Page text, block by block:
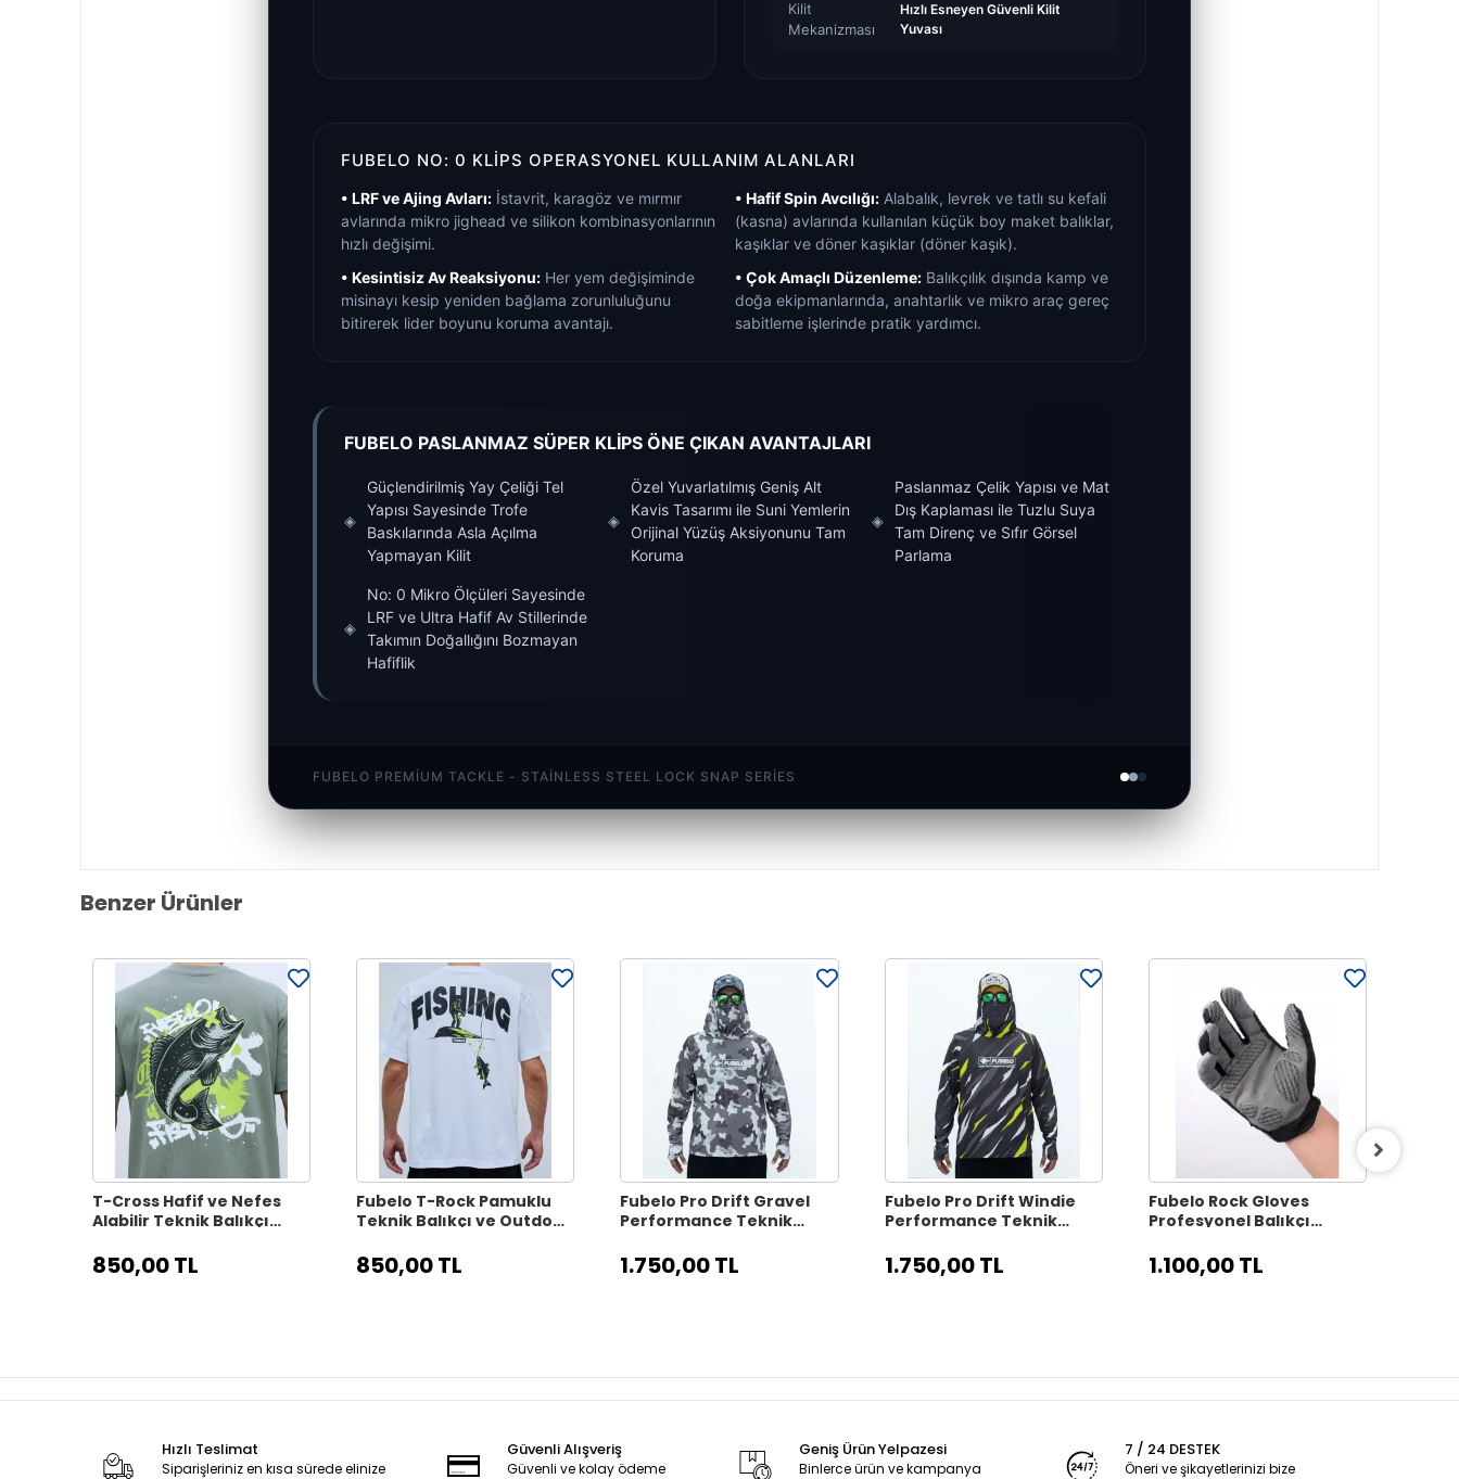
Kilit
Mekanizması
Hızlı Esneyen Güvenli Kilit
Yuvası
FUBELO NO: 0 KLIPS OPERASYONEL KULLANIM ALANLARI
• LRF ve Ajing Avları: İstavrit, karagöz ve mırmır
avlarında mikro jighead ve silikon kombinasyonlarının
hızlı değişimi.
• Hafif Spin Avcılığı: Alabalık, levrek ve tatlı su kefali
(kasna) avlarında kullanılan küçük boy maket balıklar,
kaşıklar ve döner kaşıklar (döner kaşık).
• Kesintisiz Av Reaksiyonu: Her yem değişiminde
misinayı kesip yeniden bağlama zorunluluğunu
bitirerek lider boyunu koruma avantajı.
• Çok Amaçlı Düzenleme: Balıkçılık dışında kamp ve
doğa ekipmanlarında, anahtarlık ve mikro araç gereç
sabitleme işlerinde pratik yardımcı.
FUBELO PASLANMAZ SÜPER KLİPS ÖNE ÇIKAN AVANTAJLARI
◈
Güçlendirilmiş Yay Çeliği Tel
Yapısı Sayesinde Trofe
Baskılarında Asla Açılma
Yapmayan Kilit
◈
Özel Yuvarlatılmış Geniş Alt
Kavis Tasarımı ile Suni Yemlerin
Orijinal Yüzüş Aksiyonunu Tam
Koruma
◈
Paslanmaz Çelik Yapısı ve Mat
Dış Kaplaması ile Tuzlu Suya
Tam Direnç ve Sıfır Görsel
Parlama
◈
No: 0 Mikro Ölçüleri Sayesinde
LRF ve Ultra Hafif Av Stillerinde
Takımın Doğallığını Bozmayan
Hafiflik
FUBELO PREMIUM TACKLE - STAINLESS STEEL LOCK SNAP SERIES
Benzer Ürünler
T-Cross Hafif ve Nefes
Alabilir Teknik Balıkçı
850,00 TL
Fubelo T-Rock Pamuklu
Teknik Balıkçı ve Outdoor
850,00 TL
Fubelo Pro Drift Gravel
Performance Teknik
Tişörtü - Gri (2XL Beden)
1.750,00 TL
Fubelo Pro Drift Windie
Performance Teknik
Tişörtü - Siyah (2XL
Beden)
1.750,00 TL
Fubelo Rock Gloves
Profesyonel Balıkçı
1.100,00 TL
Hızlı Teslimat
Siparişleriniz en kısa sürede elinize
Güvenli Alışveriş
Güvenli ve kolay ödeme
Geniş Ürün Yelpazesi
Binlerce ürün ve kampanya
7 / 24 DESTEK
Öneri ve şikayetlerinizi bize